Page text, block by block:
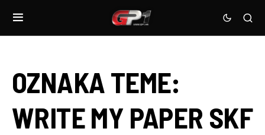
OZNAKA TEME:
WRITE MY PAPER SKF